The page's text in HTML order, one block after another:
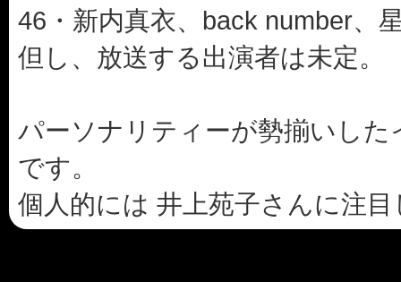
46・新内真衣、back number、
但し、放送する出演者は未定。
パーソナリティーが勢揃いし
です。
個人的には 井上苑子さんに注